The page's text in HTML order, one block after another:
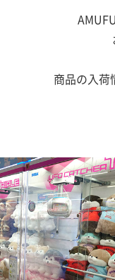
商品の入荷